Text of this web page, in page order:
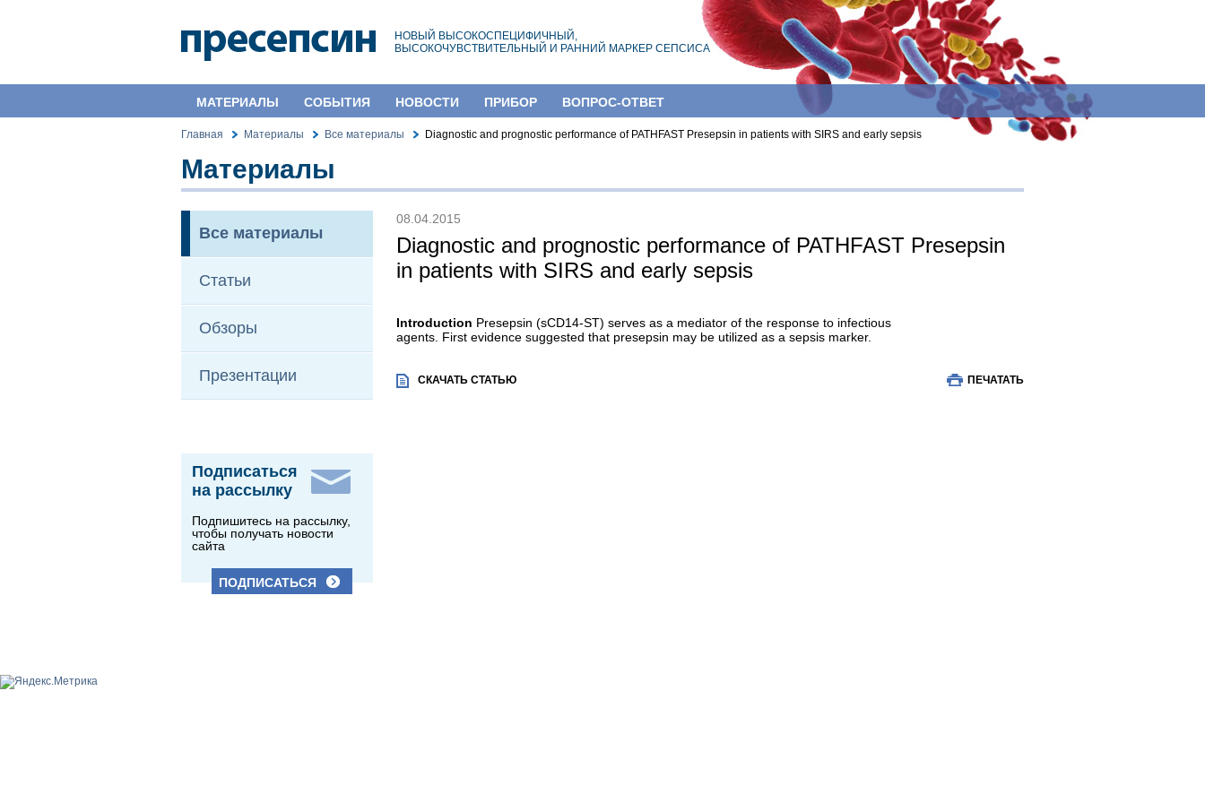
НОВЫЙ ВЫСОКОСПЕЦИФИЧНЫЙ,
ВЫСОКОЧУВСТВИТЕЛЬНЫЙ И РАННИЙ МАРКЕР СЕПСИСА
МАТЕРИАЛЫ СОБЫТИЯ НОВОСТИ ПРИБОР ВОПРОС-ОТВЕТ
Главная Материалы Все материалы Diagnostic and prognostic performance of PATHFAST Presepsin in patients with SIRS and early sepsis
Материалы
Все материалы
Статьи
Обзоры
Презентации
Подписаться
на рассылку
Подпишитесь на рассылку,
чтобы получать новости
сайта
ПОДПИСАТЬСЯ
08.04.2015
Diagnostic and prognostic performance of PATHFAST Presepsin
in patients with SIRS and early sepsis
Introduction Presepsin (sCD14-ST) serves as a mediator of the response to infectious
agents. First evidence suggested that presepsin may be utilized as a sepsis marker.
СКАЧАТЬ СТАТЬЮ ПЕЧАТАТЬ